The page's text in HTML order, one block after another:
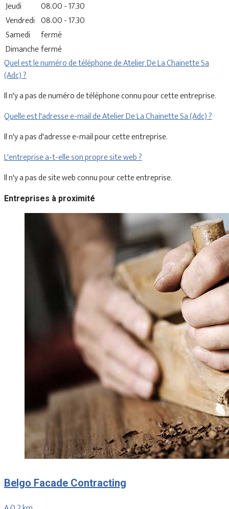
Jeudi
08.00 - 17.30
Vendredi 08.00 - 17.30
Samedi
fermé
Dimanchefermé
Quel est le numéro de téléphone de Atelier De La Chainette Sa
(Adc) ?
Il n'y a pas de numéro de téléphone connu pour cette entreprise.
Quelle est l'adresse e-mail de Atelier De La Chainette Sa (Adc) ?
Il n'y a pas d'adresse e-mail pour cette entreprise.
L'entreprise a-t-elle son propre site web ?
Il n'y a pas de site web connu pour cette entreprise.
Entreprises à proximité
Belgo Facade Contracting